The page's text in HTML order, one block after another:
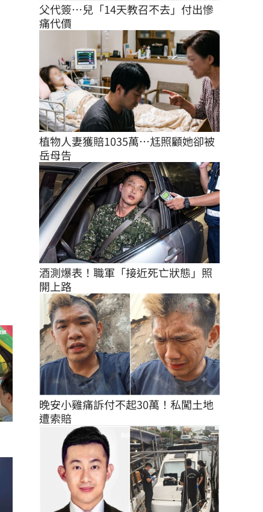
父代簽…兒「14天教召不去」付出慘
痛代價
植物人妻獲賠1035萬…尪照顧她卻被
岳母告
酒測爆表！職軍「接近死亡狀態」照
開上路
晚安小雞痛訴付不起30萬！私闖土地
遭索賠